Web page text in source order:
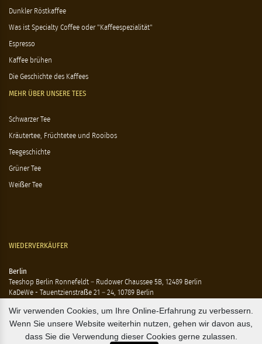
Dunkler Röstkaffee
Was ist Specialty Coffee oder "Kaffeespezialität"
Espresso
Kaffee brühen
Die Geschichte des Kaffees
MEHR ÜBER UNSERE TEES
Schwarzer Tee
Kräutertee, Früchtetee und Rooibos
Teegeschichte
Grüner Tee
Weißer Tee
WIEDERVERKÄUFER
Berlin
Teeshop Berlin Ronnefeldt – Rudower Chaussee 5B, 12489 Berlin
KaDeWe - Tauentzienstraße 21 – 24, 10789 Berlin
Ting - Rykestraße 41, 10405 Berlin
Flensburg
Wir verwenden Cookies, um Ihre Online-Erfahrung zu verbessern.
Wenn Sie unsere Website weiterhin nutzen, gehen wir davon aus,
dass Sie die Verwendung dieser Cookies gerne zulassen.